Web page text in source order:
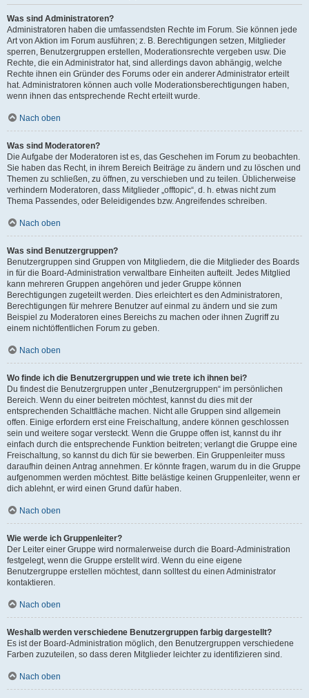
Was sind Administratoren?
Administratoren haben die umfassendsten Rechte im Forum. Sie können jede
Art von Aktion im Forum ausführen; z. B. Berechtigungen setzen, Mitglieder
sperren, Benutzergruppen erstellen, Moderationsrechte vergeben usw. Die
Rechte, die ein Administrator hat, sind allerdings davon abhängig, welche
Rechte ihnen ein Gründer des Forums oder ein anderer Administrator erteilt
hat. Administratoren können auch volle Moderationsberechtigungen haben,
wenn ihnen das entsprechende Recht erteilt wurde.
Nach oben
Was sind Moderatoren?
Die Aufgabe der Moderatoren ist es, das Geschehen im Forum zu beobachten.
Sie haben das Recht, in ihrem Bereich Beiträge zu ändern und zu löschen und
Themen zu schließen, zu öffnen, zu verschieben und zu teilen. Üblicherweise
verhindern Moderatoren, dass Mitglieder „offtopic“, d. h. etwas nicht zum
Thema Passendes, oder Beleidigendes bzw. Angreifendes schreiben.
Nach oben
Was sind Benutzergruppen?
Benutzergruppen sind Gruppen von Mitgliedern, die die Mitglieder des Boards
in für die Board-Administration verwaltbare Einheiten aufteilt. Jedes Mitglied
kann mehreren Gruppen angehören und jeder Gruppe können
Berechtigungen zugeteilt werden. Dies erleichtert es den Administratoren,
Berechtigungen für mehrere Benutzer auf einmal zu ändern und sie zum
Beispiel zu Moderatoren eines Bereichs zu machen oder ihnen Zugriff zu
einem nichtöffentlichen Forum zu geben.
Nach oben
Wo finde ich die Benutzergruppen und wie trete ich ihnen bei?
Du findest die Benutzergruppen unter „Benutzergruppen“ im persönlichen
Bereich. Wenn du einer beitreten möchtest, kannst du dies mit der
entsprechenden Schaltfläche machen. Nicht alle Gruppen sind allgemein
offen. Einige erfordern erst eine Freischaltung, andere können geschlossen
sein und weitere sogar versteckt. Wenn die Gruppe offen ist, kannst du ihr
einfach durch die entsprechende Funktion beitreten; verlangt die Gruppe eine
Freischaltung, so kannst du dich für sie bewerben. Ein Gruppenleiter muss
daraufhin deinen Antrag annehmen. Er könnte fragen, warum du in die Gruppe
aufgenommen werden möchtest. Bitte belästige keinen Gruppenleiter, wenn er
dich ablehnt, er wird einen Grund dafür haben.
Nach oben
Wie werde ich Gruppenleiter?
Der Leiter einer Gruppe wird normalerweise durch die Board-Administration
festgelegt, wenn die Gruppe erstellt wird. Wenn du eine eigene
Benutzergruppe erstellen möchtest, dann solltest du einen Administrator
kontaktieren.
Nach oben
Weshalb werden verschiedene Benutzergruppen farbig dargestellt?
Es ist der Board-Administration möglich, den Benutzergruppen verschiedene
Farben zuzuteilen, so dass deren Mitglieder leichter zu identifizieren sind.
Nach oben